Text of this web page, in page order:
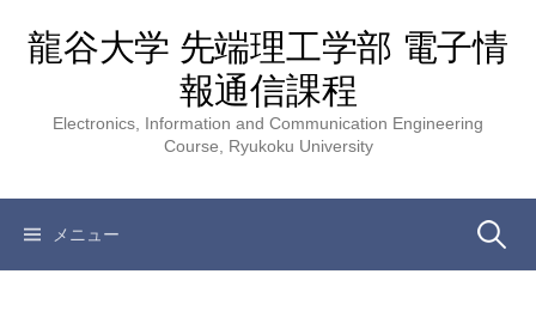
龍谷大学 先端理工学部 電子情
報通信課程
Electronics, Information and Communication Engineering
Course, Ryukoku University
メニュー 検